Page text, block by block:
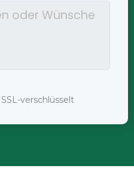
verschlüsselt